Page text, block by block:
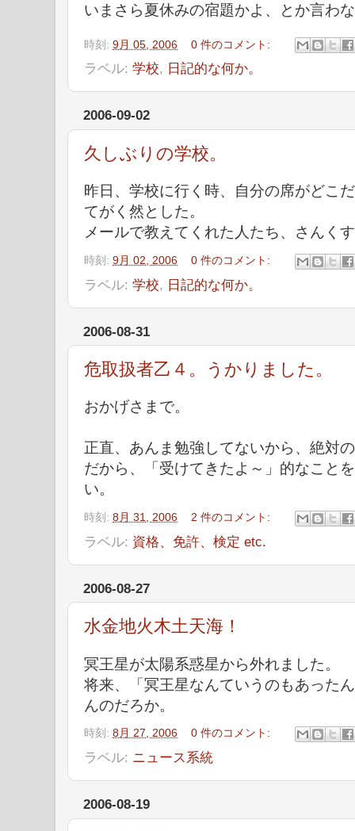
いまさら夏休みの宿題かよ、とか言わ
時刻: 9月 05, 2006 0 件のコメント:
ラベル: 学校, 日記的な何か。
2006-09-02
久しぶりの学校。
昨日、学校に行く時、自分の席がどこ
てがく然とした。
メールで教えてくれた人たち、さんく
時刻: 9月 02, 2006 0 件のコメント:
ラベル: 学校, 日記的な何か。
2006-08-31
危取扱者乙４。うかりました。
おかげさまで。
正直、あんま勉強してないから、絶対
だから、「受けてきたよ～」的なこと
い。
時刻: 8月 31, 2006 2 件のコメント:
ラベル: 資格、免許、検定 etc.
2006-08-27
水金地火木土天海！
冥王星が太陽系惑星から外れました。
将来、「冥王星なんていうのもあった
んのだろか。
時刻: 8月 27, 2006 0 件のコメント:
ラベル: ニュース系統
2006-08-19